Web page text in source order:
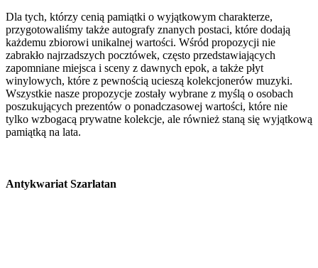
Dla tych, którzy cenią pamiątki o wyjątkowym charakterze,
przygotowaliśmy także autografy znanych postaci, które dodają
każdemu zbiorowi unikalnej wartości. Wśród propozycji nie
zabrakło najrzadszych pocztówek, często przedstawiających
zapomniane miejsca i sceny z dawnych epok, a także płyt
winylowych, które z pewnością ucieszą kolekcjonerów muzyki.
Wszystkie nasze propozycje zostały wybrane z myślą o osobach
poszukujących prezentów o ponadczasowej wartości, które nie
tylko wzbogacą prywatne kolekcje, ale również staną się wyjątkową
pamiątką na lata.
Antykwariat Szarlatan